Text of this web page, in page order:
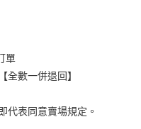
泰商業銀行
東國際商業銀行
展（台灣）商業銀行
單
全數一併退回】
代表同意賣場規定。